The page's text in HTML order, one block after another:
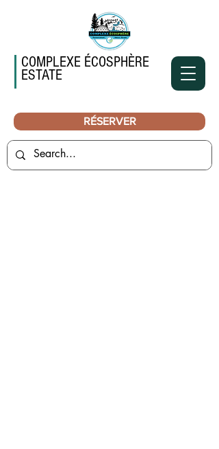
COMPLEXE ÉCOSPHÈRE
ESTATE
RÉSERVER